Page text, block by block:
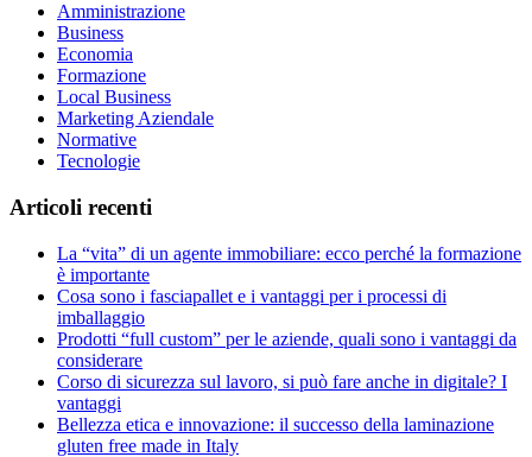
Amministrazione
Business
Economia
Formazione
Local Business
Marketing Aziendale
Normative
Tecnologie
Articoli recenti
La “vita” di un agente immobiliare: ecco perché la formazione
è importante
Cosa sono i fasciapallet e i vantaggi per i processi di
imballaggio
Prodotti “full custom” per le aziende, quali sono i vantaggi da
considerare
Corso di sicurezza sul lavoro, si può fare anche in digitale? I
vantaggi
Bellezza etica e innovazione: il successo della laminazione
gluten free made in Italy